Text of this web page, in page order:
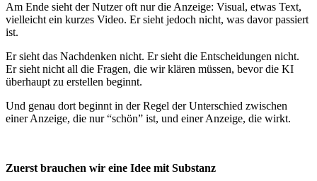
Am Ende sieht der Nutzer oft nur die Anzeige: Visual, etwas Text,
vielleicht ein kurzes Video. Er sieht jedoch nicht, was davor passiert
ist.
Er sieht das Nachdenken nicht. Er sieht die Entscheidungen nicht.
Er sieht nicht all die Fragen, die wir klären müssen, bevor die KI
überhaupt zu erstellen beginnt.
Und genau dort beginnt in der Regel der Unterschied zwischen
einer Anzeige, die nur “schön” ist, und einer Anzeige, die wirkt.
Zuerst brauchen wir eine Idee mit Substanz